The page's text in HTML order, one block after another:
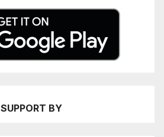
SUPPORT BY